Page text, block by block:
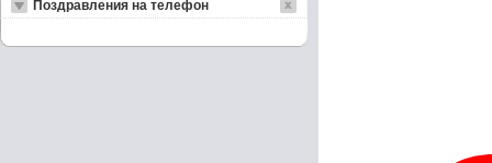
Поздравления на телефон